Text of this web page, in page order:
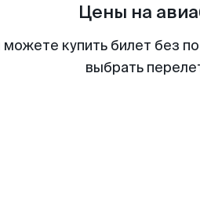
Цены на
купить билет без
выбрать